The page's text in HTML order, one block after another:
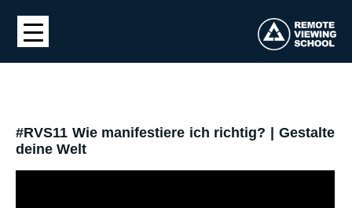
#RVS11 Wie manifestiere ich richtig? | Gestalte
deine Welt